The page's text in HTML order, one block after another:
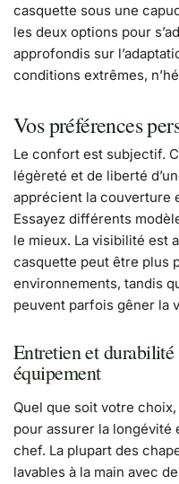
casquette sous une
les deux options pour
approfondis sur
conditions extrêmes,
Vos préférences
Le confort est subjectif.
légèreté et de liberté
apprécient la couverture
Essayez différents
le mieux. La visibilité est
casquette peut être plus
environnements, tandis
peuvent parfois gêner la
Entretien et
équipement
Quel que soit votre
pour assurer la longévité
chef. La plupart des
lavables à la main avec